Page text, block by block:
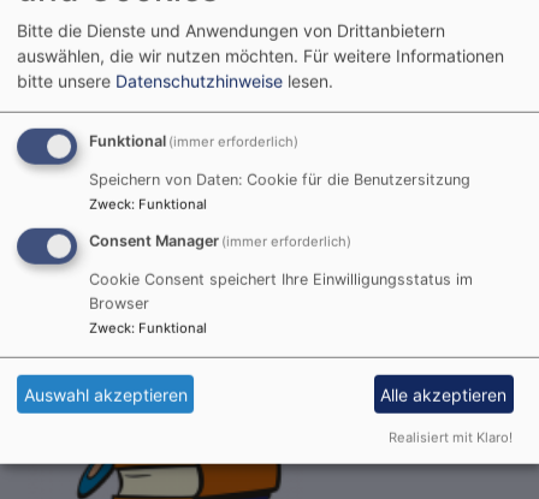
So, 16.8. 9:30 Uhr
Gottesdienst
Prädikantin B. Heß-Buchmann
Bitte die Dienste und Anwendungen von Drittanbietern
auswählen, die wir nutzen möchten. Für weitere Informationen
bitte unsere Datenschutzhinweise lesen.
Funktional (immer erforderlich)
Speichern von Daten: Cookie für die Benutzersitzung
Zweck: Funktional
Consent Manager (immer erforderlich)
Cookie Consent speichert Ihre Einwilligungsstatus im
Browser
Zweck: Funktional
Auswahl akzeptieren Alle akzeptieren
Realisiert mit Klaro!